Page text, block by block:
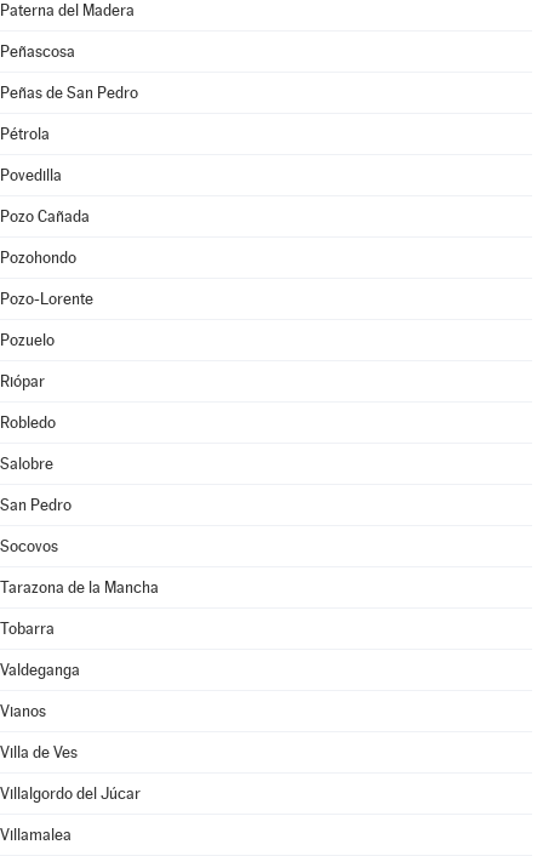
Paterna del Madera
Peñascosa
Peñas de San Pedro
Pétrola
Povedilla
Pozo Cañada
Pozohondo
Pozo-Lorente
Pozuelo
Riópar
Robledo
Salobre
San Pedro
Socovos
Tarazona de la Mancha
Tobarra
Valdeganga
Vianos
Villa de Ves
Villalgordo del Júcar
Villamalea